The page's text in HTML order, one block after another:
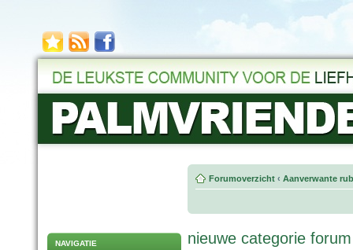
NAVIGATIE
Forumoverzicht ‹ Aanverwante
nieuwe categorie